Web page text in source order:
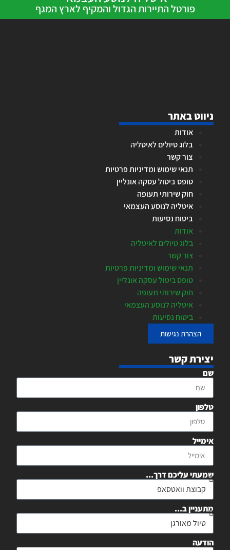
פורטל התיירות הגדול והמקיף לארץ המגף
ניווט באתר
אודות
בלוג טיולים לאיטליה
צור קשר
תנאי שימוש ומדיניות פרטיות
טופס ביטול עסקה אונליין
חוק שירותי תעופה
איטליה לנוסע העצמאי
ביטוח נסיעות
אודות
בלוג טיולים לאיטליה
צור קשר
תנאי שימוש ומדיניות פרטיות
טופס ביטול עסקה אונליין
חוק שירותי תעופה
איטליה לנוסע העצמאי
ביטוח נסיעות
הצהרת נגישות
יצירת קשר
שם
טלפון
אימייל
שמעתי עליכם דרך...
מתעניין ב...
הודעה